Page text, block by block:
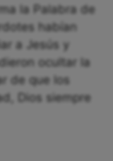
la Palabra de
habían
a Jesús y
ocultar la
de que los
Dios siempre